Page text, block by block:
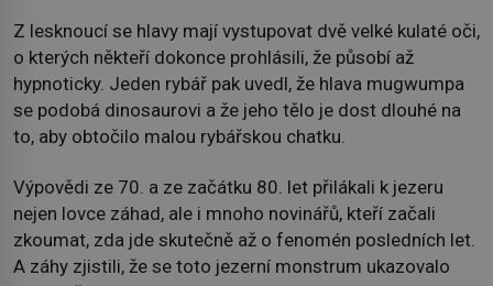
Z lesknoucí se hlavy mají vystupovat dvě velké kulaté oči,
o kterých někteří dokonce prohlásili, že působí až
hypnoticky. Jeden rybář pak uvedl, že hlava mugwumpa
se podobá dinosaurovi a že jeho tělo je dost dlouhé na
to, aby obtočilo malou rybářskou chatku.
Výpovědi ze 70. a ze začátku 80. let přilákali k jezeru
nejen lovce záhad, ale i mnoho novinářů, kteří začali
zkoumat, zda jde skutečně až o fenomén posledních let.
A záhy zjistili, že se toto jezerní monstrum ukazovalo